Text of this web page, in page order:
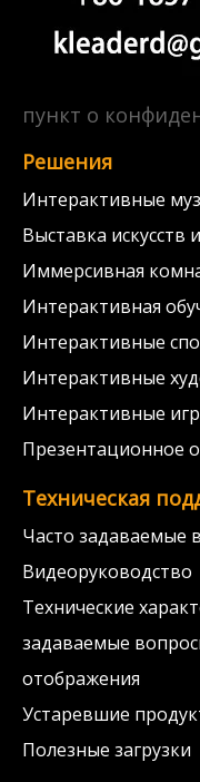
пункт о
Решения
Интерактивные
Выставка искусств
Иммерсивная
Интерактивная
Интерактивные
Интерактивные
Интерактивные
Презентационное
Техническая
Часто задаваемые
Видеоруководство
Технические
задаваемые
отображения
Устаревшие
Полезные загрузки